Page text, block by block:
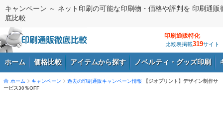
キャンペーン ～ ネット印刷の可能な印刷物・価格や評判を 印刷通販
底比較
印刷通販特化
比較表掲載319サイト
ホーム 価格比較 アイテムから探す ノベルティ・グッズ印刷
ホーム キャンペーン 過去の印刷通販キャンペーン情報
【ジオプリント】デザイン制作サ
ービス30％OFF